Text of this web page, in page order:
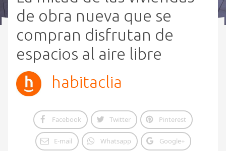
de obra nueva que se
compran disfrutan de
espacios al aire libre
habitaclia
Facebook Twitter Pinterest
E-mail Whatsapp Google+